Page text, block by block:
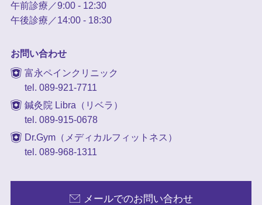
午前診療／9:00 - 12:30
午後診療／14:00 - 18:30
お問い合わせ
富永ペインクリニック
tel. 089-921-7711
鍼灸院 Libra（リベラ）
tel. 089-915-0678
Dr.Gym（メディカルフィットネス）
tel. 089-968-1311
メールでのお問い合わせ